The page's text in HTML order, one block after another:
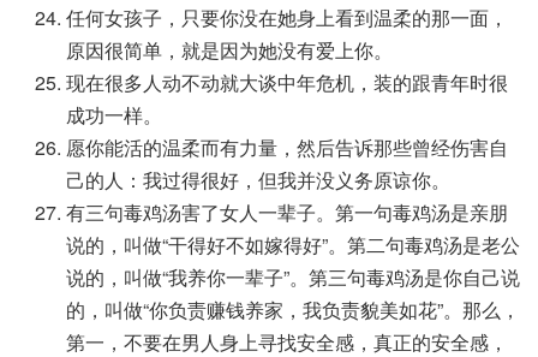
任何女孩子，只要你没在她身上看到温柔的那一面，
原因很简单，就是因为她没有爱上你。
现在很多人动不动就大谈中年危机，装的跟青年时很
成功一样。
愿你能活的温柔而有力量，然后告诉那些曾经伤害自
己的人：我过得很好，但我并没义务原谅你。
有三句毒鸡汤害了女人一辈子。第一句毒鸡汤是亲朋
说的，叫做“干得好不如嫁得好”。第二句毒鸡汤是老公
说的，叫做“我养你一辈子”。第三句毒鸡汤是你自己说
的，叫做“你负责赚钱养家，我负责貌美如花”。那么，
第一，不要在男人身上寻找安全感，真正的安全感，